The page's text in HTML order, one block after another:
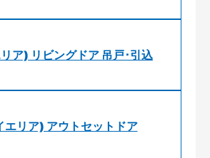
ア) リビングドア 吊戸･引込
リア) アウトセットドア